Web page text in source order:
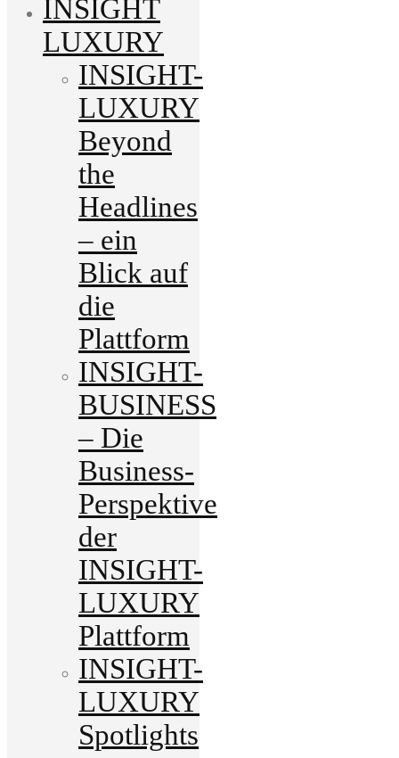
INSIGHT
LUXURY
INSIGHT-
LUXURY
Beyond
the
Headlines
– ein
Blick auf
die
Plattform
INSIGHT-
BUSINESS
– Die
Business-
Perspektive
der
INSIGHT-
LUXURY
Plattform
INSIGHT-
LUXURY
Spotlights